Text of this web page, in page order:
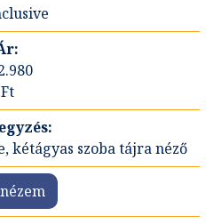
Ft
kétágyas szoba tájra néző